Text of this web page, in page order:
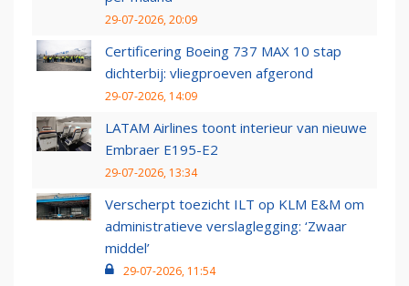
29-07-2026, 20:09
Certificering Boeing 737 MAX 10 stap
dichterbij: vliegproeven afgerond
29-07-2026, 14:09
LATAM Airlines toont interieur van nieuwe
Embraer E195-E2
29-07-2026, 13:34
Verscherpt toezicht ILT op KLM E&M om
administratieve verslaglegging: ‘Zwaar
middel’
29-07-2026, 11:54